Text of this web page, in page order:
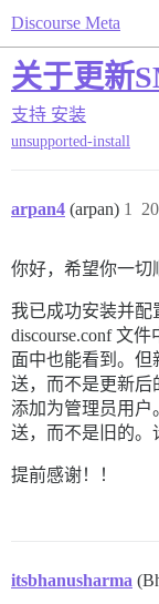
Discourse Meta
关于更新
支持 安装
unsupported-install
arpan4 (arpan) 1
你好，希望你一切
我已成功安装并配
discourse.conf 文
面中也能看到。但
送，而不是更新后
添加为管理员用户
送，而不是旧的。
提前感谢！！
itsbhanusharma